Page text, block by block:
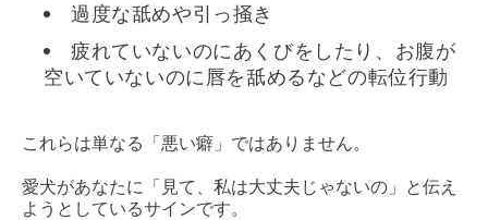
過度な舐めや引っ掻き
疲れていないのにあくびをしたり、お腹が
空いていないのに唇を舐めるなどの転位行動
これらは単なる「悪い癖」ではありません。
愛犬があなたに「見て、私は大丈夫じゃないの」と伝え
ようとしているサインです。